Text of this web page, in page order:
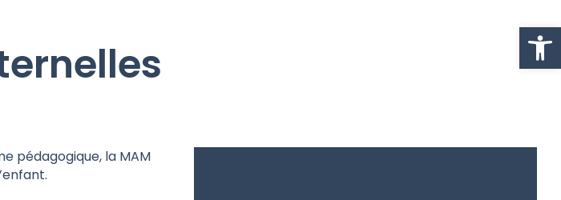
Ouvrir
pédagogique, la MAM